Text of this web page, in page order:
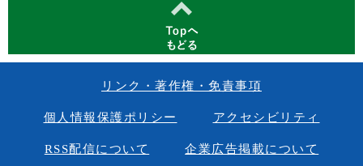
リンク・著作権・免責事項
個人情報保護ポリシー アクセシビリティ
RSS配信について 企業広告掲載について